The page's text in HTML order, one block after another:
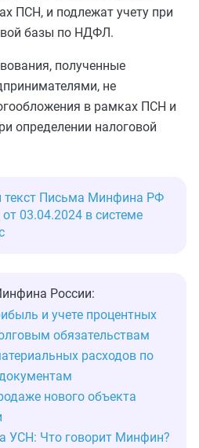
ПСН, и подлежат учету при
базы по НДФЛ.
полученные
не
в рамках ПСН и
определении налоговой
текст Письма Минфина РФ
03.04.2024 в системе
России:
и учете процентных
обязательствам
расходов по
нового объекта
УСН: Что говорит Минфин?